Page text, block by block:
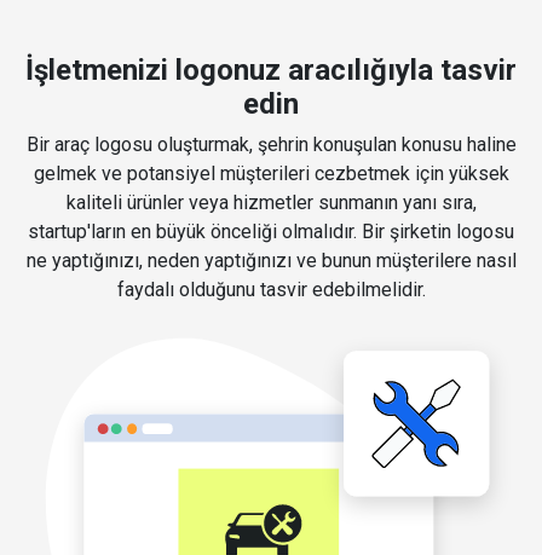
İşletmenizi logonuz aracılığıyla tasvir
edin
Bir araç logosu oluşturmak, şehrin konuşulan konusu haline
gelmek ve potansiyel müşterileri cezbetmek için yüksek
kaliteli ürünler veya hizmetler sunmanın yanı sıra,
startup'ların en büyük önceliği olmalıdır. Bir şirketin logosu
ne yaptığınızı, neden yaptığınızı ve bunun müşterilere nasıl
faydalı olduğunu tasvir edebilmelidir.